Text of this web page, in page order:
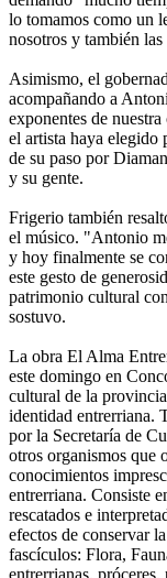
lo tomamos como un
nosotros y también
Asimismo, el
acompañando a
exponentes de
el artista haya elegido
de su paso por
y su gente.
Frigerio también
el músico. "Antonio
y hoy finalmente se
este gesto de
patrimonio cultural
sostuvo.
La obra El Alma
este domingo en
cultural de la
identidad entrerriana.
por la Secretaría de
otros organismos que
conocimientos
entrerriana. Consiste
rescatados e
efectos de conservar
fascículos: Flora,
entrerrianas,